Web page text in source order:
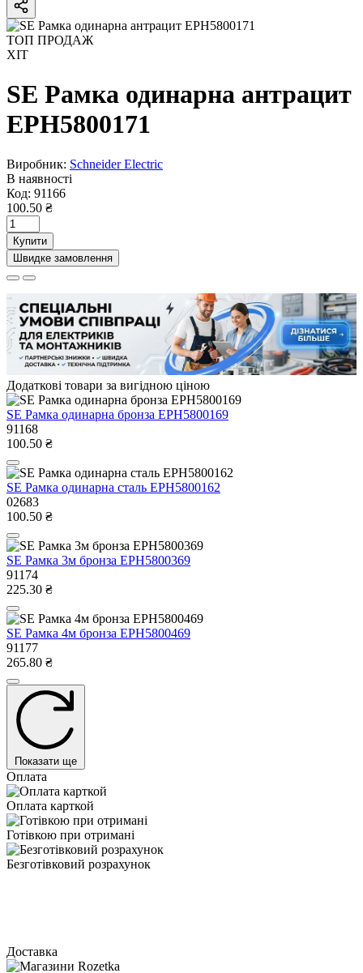
ТОП ПРОДАЖ
ХІТ
SE Рамка одинарна антрацит
EPH5800171
Виробник: Schneider Electric
В наявності
Код: 91166
100.50 ₴
Купити
Швидке замовлення
Додаткові товари за вигідною ціною
SE Рамка одинарна бронза EPH5800169
91168
100.50 ₴
SE Рамка одинарна сталь EPH5800162
02683
100.50 ₴
SE Рамка 3м бронза EPH5800369
91174
225.30 ₴
SE Рамка 4м бронза EPH5800469
91177
265.80 ₴
Показати ще
Оплата
Оплата карткой
Готівкою при отримані
Безготівковий розрахунок
Доставка